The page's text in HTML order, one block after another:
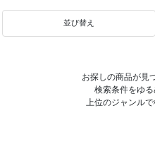
並び替え
お探しの商品が見
検索条件をゆる
上位のジャンル